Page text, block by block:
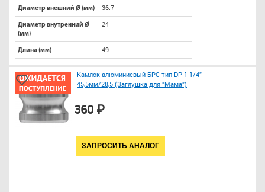
Диаметр внешний Ø (мм) 36.7
Диаметр внутренний Ø
(мм)
24
Длина (мм) 49
Камлок алюминиевый БРС тип DP 1 1/4"
45,5мм/28,5 (Заглушка для "Мама")
360 ₽
ЗАПРОСИТЬ АНАЛОГ